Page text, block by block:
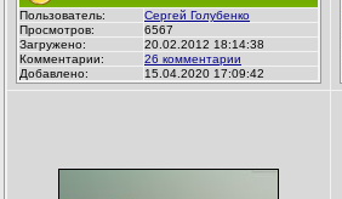
Пользователь:
Сергей Голубенко
Просмотров:
6567
Загружено:
20.02.2012 18:14:38
Комментарии:
26 комментарии
Добавлено:
15.04.2020 17:09:42